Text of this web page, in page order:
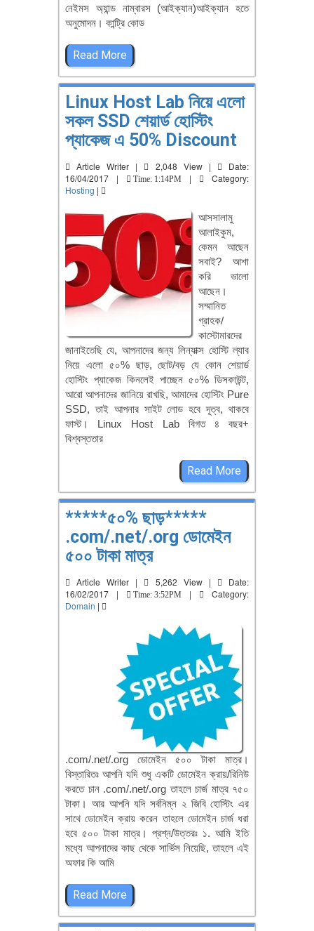
নেইমস অ্যান্ড নাম্বারস (আইক্যান)আইক্যান হতে
অনুমোদন। কান্ট্রি কোড
Read More
Linux Host Lab নিয়ে এলো
সকল SSD শেয়ার্ড হোস্টিং
প্যাকেজ এ 50% Discount
Article Writer | 2,048 View |
Date:
16/04/2017 |
Time: 1:14PM |
Category:
Hosting |
আসসালামু
আলাইকুম,
কেমন আছেন
সবাই? আশা
করি ভালো
আছেন।
সম্মানিত
গ্রাহক/
কাস্টোমারদের
জানাইতেছি যে, আপনাদের জন্য লিন্যাক্স হোস্টি ল্যাব
নিয়ে এলো ৫০% ছাড়, ছোট/বড় যে কোন শেয়ার্ড
হোস্টিং প্যাকেজ কিনলেই পাচ্ছেন ৫০% ডিসকাউন্ট,
আরো আপনাদের জানিয়ে রাখছি, আমাদের হোস্টিং Pure
SSD, তাই আপনার সাইট লোড হবে দূত্ব, থাকবে
ফাস্ট। Linux Host Lab বিগত ৪ বছর+
বিশ্বস্ততার
Read More
*****৫০% ছাড়*****
.com/.net/.org ডোমেইন
৫০০ টাকা মাত্র
Article Writer | 5,262 View |
Date:
16/02/2017 |
Time: 3:52PM |
Category:
Domain |
.com/.net/.org ডোমেইন ৫০০ টাকা মাত্র।
বিস্তারিতঃ আপনি যদি শুধু একটি ডোমেইন ক্রায়/রিনিউ
করতে চান .com/.net/.org তাহলে চার্জ মাত্র ৭৫০
টাকা। আর আপনি যদি সর্বনিম্ন ২ জিবি হোস্টিং এর
সাথে ডোমেইন ক্রায় করেন তাহলে ডোমেইন চার্জ ধরা
হবে ৫০০ টাকা মাত্র। প্রশ্ন/উত্তরঃ ১. আমি ইতি
মধ্যে আপনাদের কাছ থেকে সার্ভিস নিয়েছি, তাহলে এই
অফার কি আমি
Read More